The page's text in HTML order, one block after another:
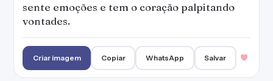
sente emoções e tem o coração palpitando
vontades.
Criar imagem Copiar WhatsApp Salvar